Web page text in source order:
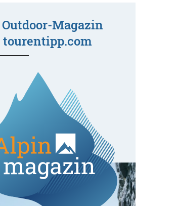
Outdoor-Magazin
tourentipp.com